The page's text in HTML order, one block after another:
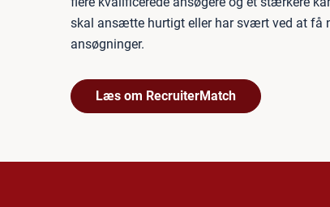
skal ansætte hurtigt eller har svært ved at få
ansøgninger.
Læs om RecruiterMatch